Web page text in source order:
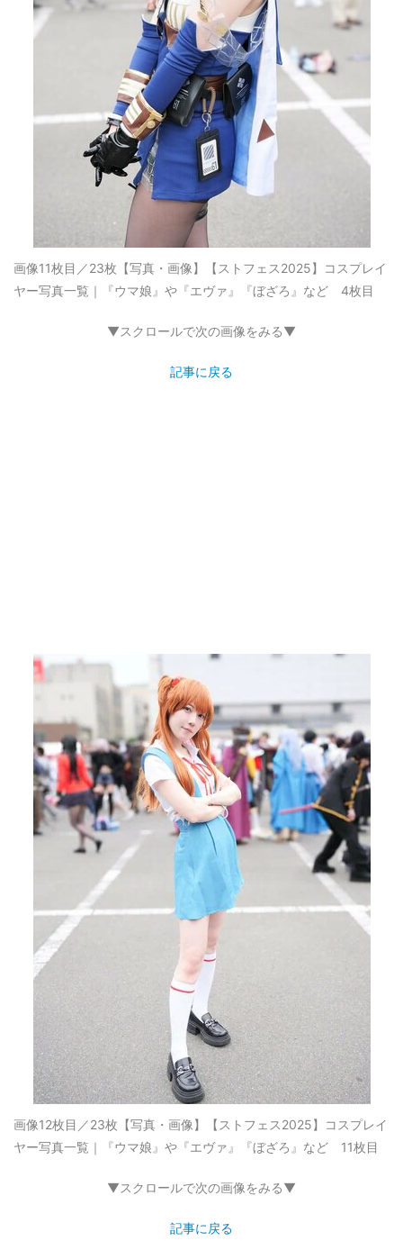
画像11枚目／23枚 【写真・画像】【ストフェス2025】コスプレイ
ヤー写真一覧｜『ウマ娘』や『エヴァ』『ぼざろ』など 4枚目
▼スクロールで次の画像をみる▼
記事に戻る
画像12枚目／23枚 【写真・画像】【ストフェス2025】コスプレイ
ヤー写真一覧｜『ウマ娘』や『エヴァ』『ぼざろ』など 11枚目
▼スクロールで次の画像をみる▼
記事に戻る